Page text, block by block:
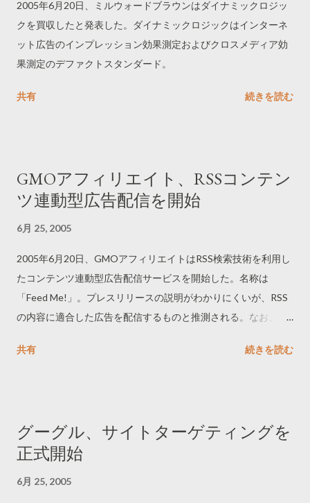
2005年6月20日、ミルウォードブラウンはダイナミックロジッ
クを買収したと発表した。ダイナミックロジックはインターネ
ット広告のインプレッション効果測定およびクロスメディア効
果測定のデファクトスタンダード。
共有 続きを読む
GMOアフィリエイト、RSSコンテン
ツ連動型広告配信を開始
6月 25, 2005
2005年6月20日、GMOアフィリエイトはRSS検索技術を利用し
たコンテンツ連動型広告配信サービスを開始した。名称は
「Feed Me!」。プレスリリースの説明がわかりにくいが、RSS
の内容に適合した広告を配信するものと推測される。なお、
開始したが、サーバーへの負荷増大のため停止。
共有 続きを読む
グーグル、サイトターゲティングを
正式開始
6月 25, 2005